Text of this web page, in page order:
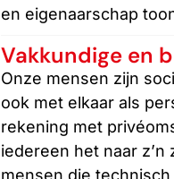
en eigenaarschap
Vakkundige en
Onze mensen zijn
ook met elkaar als
rekening met
iedereen het naar
mensen die